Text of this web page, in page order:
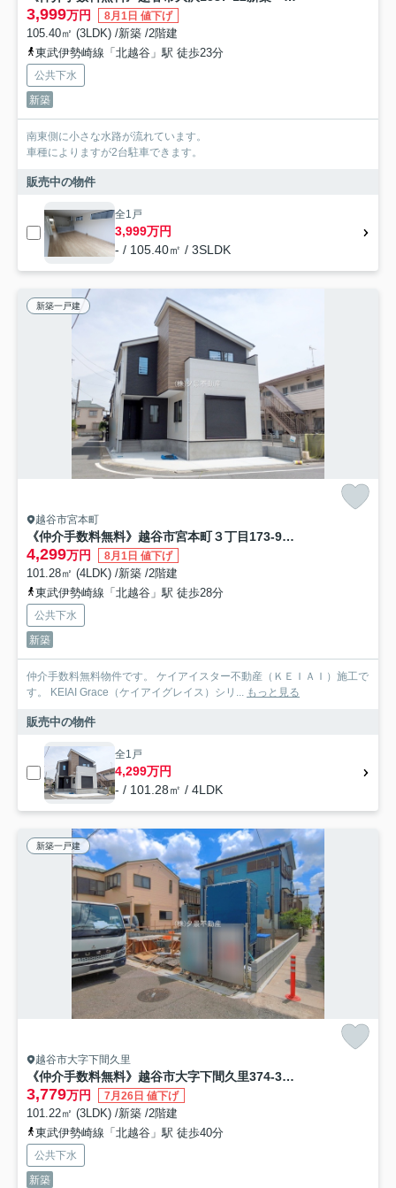
3,999万円 8月1日 値下げ
105.40㎡ (3LDK) /新築 /2階建
東武伊勢崎線「北越谷」駅 徒歩23分
公共下水
新築
南東側に小さな水路が流れています。
車種によりますが2台駐車できます。
販売中の物件
全1戸
3,999万円
- / 105.40㎡ / 3SLDK
新築一戸建
越谷市宮本町
《仲介手数料無料》越谷市宮本町３丁目173-9新築一戸建てケイアイグレイス
4,299万円 8月1日 値下げ
101.28㎡ (4LDK) /新築 /2階建
東武伊勢崎線「北越谷」駅 徒歩28分
公共下水
新築
仲介手数料無料物件です。 ケイアイスター不動産（ＫＥＩＡＩ）施工で
す。 ‎KEIAI Grace（ケイアイグレイス）シリ... もっと見る
販売中の物件
全1戸
4,299万円
- / 101.28㎡ / 4LDK
新築一戸建
越谷市大字下間久里
《仲介手数料無料》越谷市大字下間久里374-3新築一戸建てグラファーレ
3,779万円 7月26日 値下げ
101.22㎡ (3LDK) /新築 /2階建
東武伊勢崎線「北越谷」駅 徒歩40分
公共下水
新築